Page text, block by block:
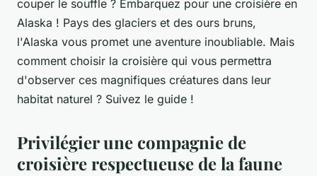
couper le souffle ? Embarquez pour une croisière en
Alaska ! Pays des glaciers et des ours bruns,
l'Alaska vous promet une aventure inoubliable. Mais
comment choisir la croisière qui vous permettra
d'observer ces magnifiques créatures dans leur
habitat naturel ? Suivez le guide !
Privilégier une compagnie de
croisière respectueuse de la faune